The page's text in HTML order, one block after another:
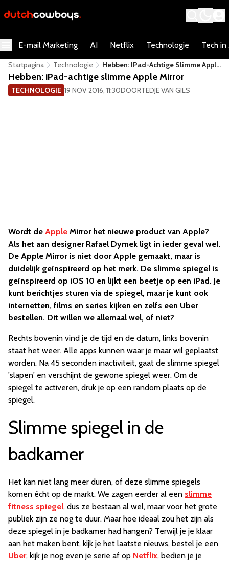
E-mail Marketing AI Netflix Technologie Tech in
Startpagina Technologie
Hebben: IPad-Achtige Slimme Apple
Mirror
Hebben: iPad-achtige slimme Apple Mirror
TECHNOLOGIE 19 NOV 2016, 11:30DOORTEDJE VAN GILS
Wordt de Apple Mirror het nieuwe product van Apple?
Als het aan designer Rafael Dymek ligt in ieder geval wel.
De Apple Mirror is niet door Apple gemaakt, maar is
duidelijk geïnspireerd op het merk. De slimme spiegel is
geïnspireerd op iOS 10 en lijkt een beetje op een iPad. Je
kunt berichtjes sturen via de spiegel, maar je kunt ook
internetten, films en series kijken en zelfs een Uber
bestellen. Dit willen we allemaal wel, of niet?
Rechts bovenin vind je de tijd en de datum, links bovenin
staat het weer. Alle apps kunnen waar je maar wil geplaatst
worden. Na 45 seconden inactiviteit, gaat de slimme spiegel
'slapen' en verschijnt de gewone spiegel weer. Om de
spiegel te activeren, druk je op een random plaats op de
spiegel.
Slimme spiegel in de
badkamer
Het kan niet lang meer duren, of deze slimme spiegels
komen écht op de markt. We zagen eerder al een slimme
fitness spiegel, dus ze bestaan al wel, maar voor het grote
publiek zijn ze nog te duur. Maar hoe ideaal zou het zijn als
deze spiegel in je badkamer had hangen? Terwijl je je klaar
aan het maken bent, kijk je het laatste nieuws, bestel je een
Uber, kijk je nog even je serie af op Netflix, bedien je je